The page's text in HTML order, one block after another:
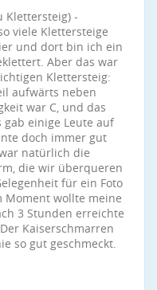
Klettersteig) -
viele Klettersteige
und dort bin ich ein
Aber das war
Klettersteig:
aufwärts neben
war C, und das
einige Leute auf
doch immer gut
natürlich die
die wir überqueren
für ein Foto
Moment wollte meine
3 Stunden erreichte
Kaiserschmarren
so gut geschmeckt.